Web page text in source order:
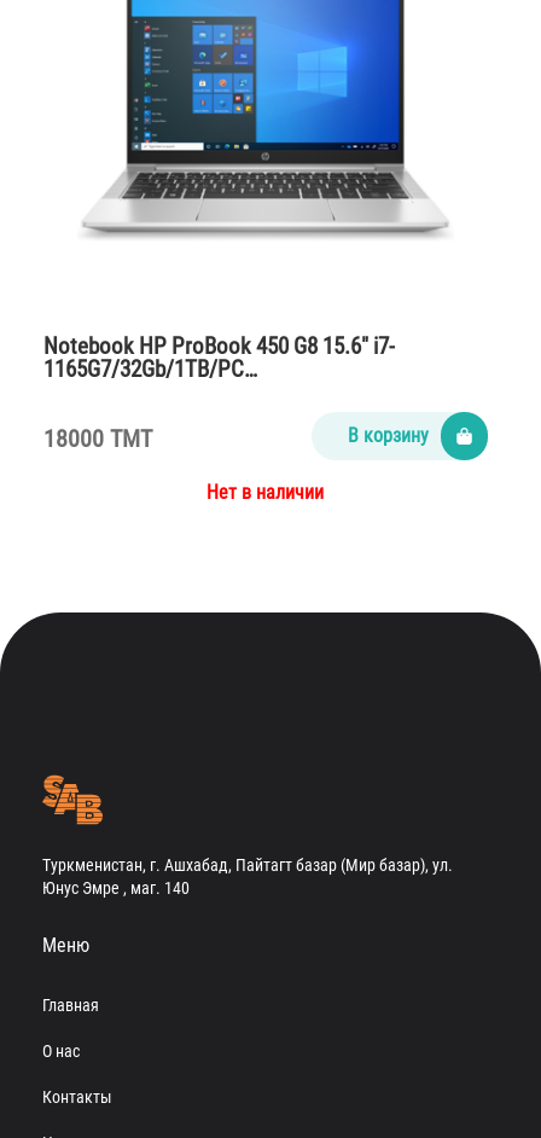
Notebook HP ProBook 450 G8 15.6″ i7-
1165G7/32Gb/1TB/PC…
18000 TMT В корзину
Нет в наличии
Туркменистан, г. Ашхабад, Пайтагт базар (Мир базар), ул.
Юнус Эмре , маг. 140
Меню
Главная
О нас
Контакты